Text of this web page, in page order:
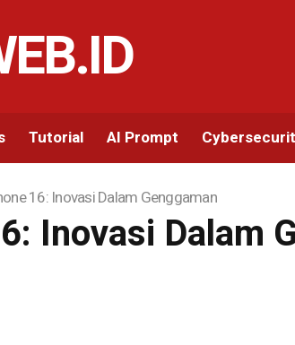
Tutorial AI Prompt
16: Inovasi Dalam Genggaman
Inovasi Dalam